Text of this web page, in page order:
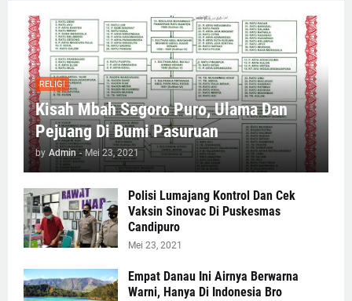
RELIGI
Kisah Mbah Segoro Puro, Ulama Dan
Pejuang Di Bumi Pasuruan
by Admin - Mei 23, 2021
Polisi Lumajang Kontrol Dan Cek
Vaksin Sinovac Di Puskesmas
Candipuro
Mei 23, 2021
Empat Danau Ini Airnya Berwarna
Warni, Hanya Di Indonesia Bro